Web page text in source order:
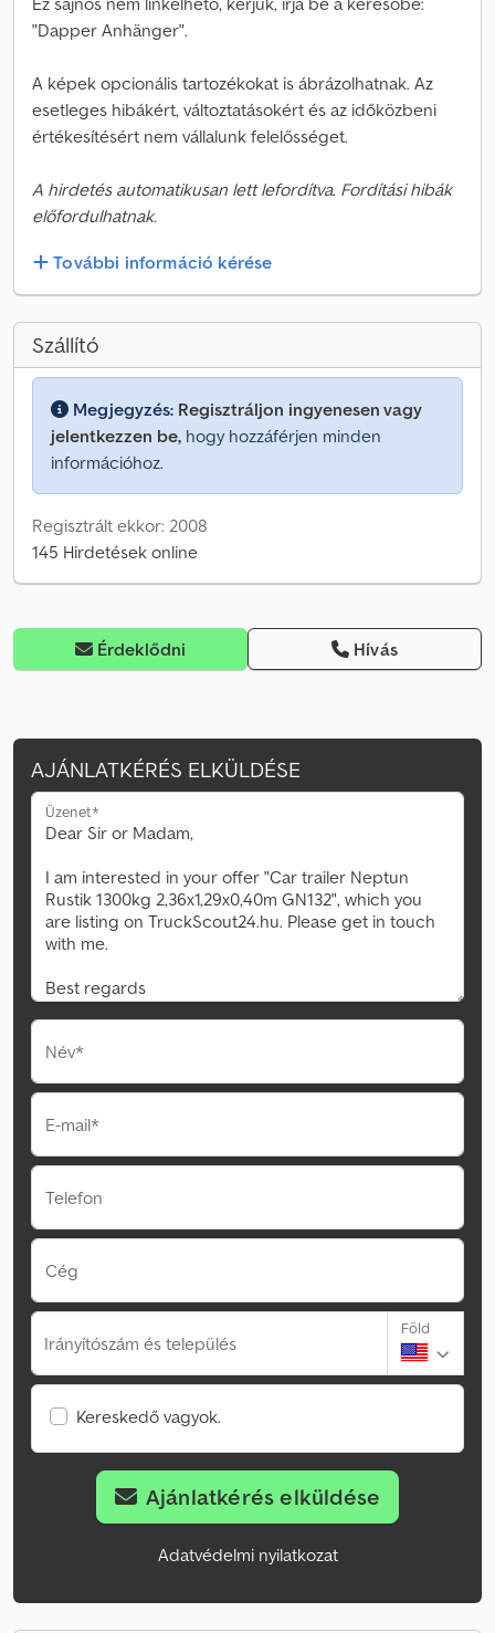
"Dapper Anhänger".
A képek opcionális tartozékokat is ábrázolhatnak. Az
esetleges hibákért, változtatásokért és az időközbeni
értékesítésért nem vállalunk felelősséget.
A hirdetés automatikusan lett lefordítva. Fordítási hibák
előfordulhatnak.
További információ kérése
Szállító
Megjegyzés: Regisztráljon ingyenesen vagy
jelentkezzen be, hogy hozzáférjen minden
információhoz.
Regisztrált ekkor: 2008
145 Hirdetések online
Érdeklődni Hívás
AJÁNLATKÉRÉS ELKÜLDÉSE
Üzenet*
Név*
E-mail*
Telefon
Cég
Irányítószám és település
Föld
Kereskedő vagyok.
Ajánlatkérés elküldése
Adatvédelmi nyilatkozat